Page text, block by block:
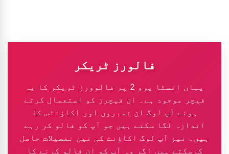
فالورز ٹریکر
یہاں انسٹا پرو 2 پر فالوورز ٹریکر کا یہ
فیچر موجود ہے۔ ان فیچرز کو استعمال کرتے
ہوئے آپ لوگ ان نمبروں اور اکاؤنٹس کا
اندازہ لگا سکتے ہیں جو آپ کو فالو کر رہے
ہیں۔ نیز آپ لوگ اکاؤنٹ کی تین تفصیلات حاصل
کرسکتے ہیں اگر وہ آپ کو ان فالو کرنے کا